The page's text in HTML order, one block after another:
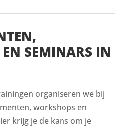
SEMINARS IN
organiseren we bij
workshops en
krijg je de kans om je